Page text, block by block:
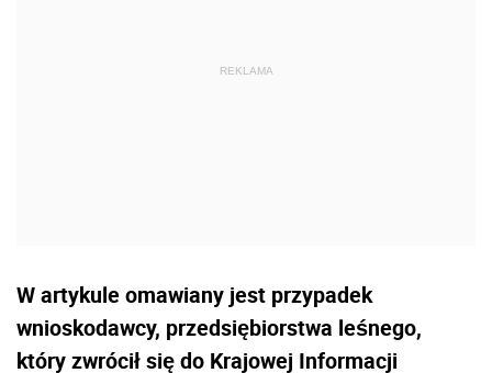
W artykule omawiany jest przypadek
wnioskodawcy, przedsiębiorstwa leśnego,
który zwrócił się do Krajowej Informacji